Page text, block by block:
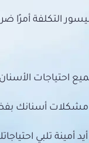
التكلفة
احتياجات
أسنانك
تلبي